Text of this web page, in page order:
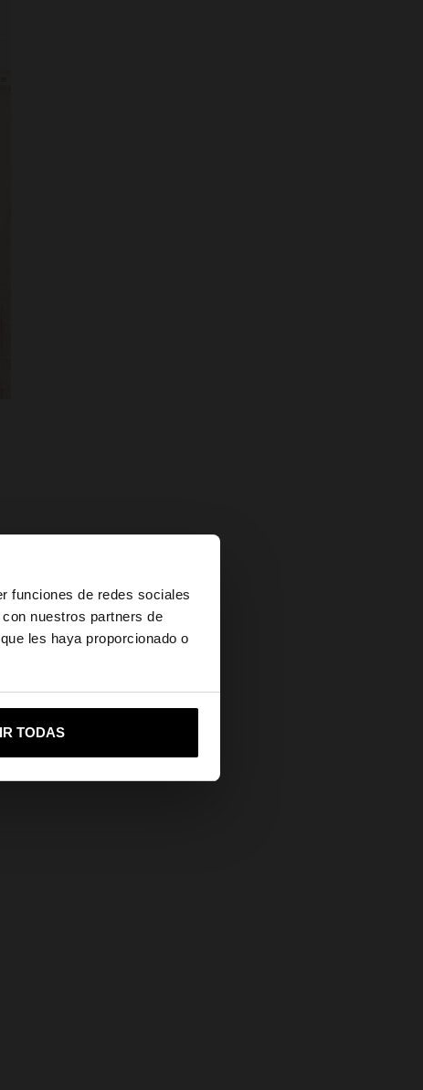
funciones de redes sociales
nuestros partners de
les haya proporcionado o
TODAS
×
a United States